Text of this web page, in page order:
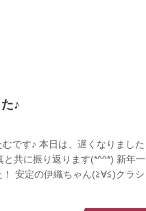
♪
です♪ 本日は、遅くなりました
共に振り返ります(*^^*) 新年一
安定の伊織ちゃん(≧∀≦)クラシ